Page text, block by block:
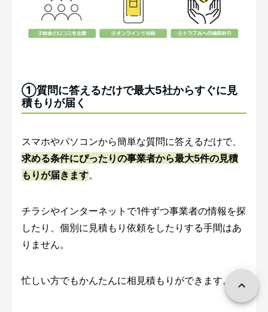
①質問に答えるだけで最大5社からすぐに見
積もりが届く
スマホやパソコンから簡単な質問に答えるだけで、
求める条件にぴったりの事業者から最大5件の見積
もりが届きます。
チラシやインターネットで1件ずつ事業者の情報を探
したり、個別に見積もり依頼をしたりする手間はあ
りません。
忙しい方でもかんたんに相見積もりができます。